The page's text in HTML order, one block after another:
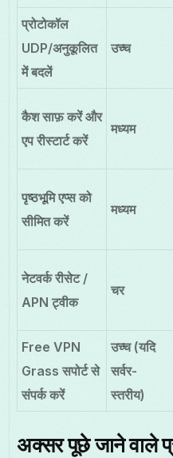
प्रोटोकॉल
UDP/अनुकूलित
में बदलें
उच्च
कैश साफ़ करें और
एप रीस्टार्ट करें
मध्यम
पृष्ठभूमि एप्स को
सीमित करें
मध्यम
नेटवर्क रीसेट /
APN ट्वीक
चर
Free VPN
Grass सपोर्ट से
संपर्क करें
उच्च (यदि
सर्वर-
स्तरीय)
अक्सर पूछे जाने वाले